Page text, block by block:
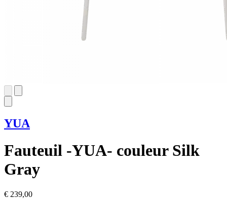
YUA
Fauteuil -YUA- couleur Silk
Gray
€ 239,00